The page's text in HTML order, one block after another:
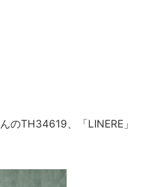
のTH34619、「LINERE」